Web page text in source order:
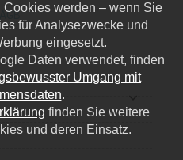
AGB
werden – wenn Sie
für Analysezwecke und
eingesetzt.
Daten verwendet, finden
Umgang mit
.
finden Sie weitere
und deren Einsatz.